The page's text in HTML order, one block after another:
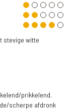
stevige witte
prikkelend.
scherpe afdronk